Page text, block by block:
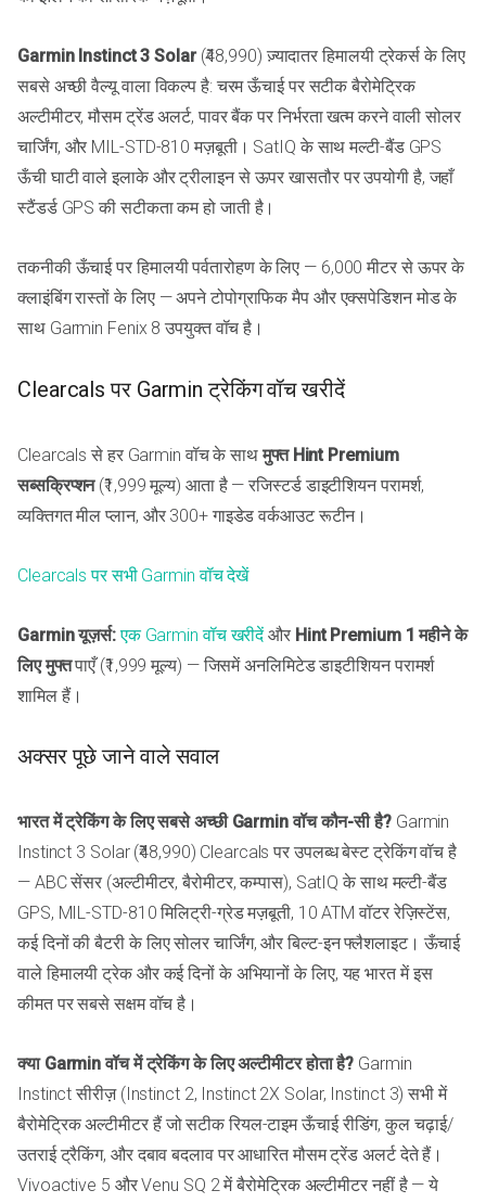
Garmin Instinct 3 Solar(₹48,990) ज़्यादातर हिमालयी ट्रेकर्स के लिए
सबसे अच्छी वैल्यू वाला विकल्प है: चरम ऊँचाई पर सटीक बैरोमेट्रिक
अल्टीमीटर, मौसम ट्रेंड अलर्ट, पावर बैंक पर निर्भरता खत्म करने वाली सोलर
चार्जिंग, और MIL-STD-810 मज़बूती। SatIQ के साथ मल्टी-बैंड GPS
ऊँची घाटी वाले इलाके और ट्रीलाइन से ऊपर खासतौर पर उपयोगी है, जहाँ
स्टैंडर्ड GPS की सटीकता कम हो जाती है।
तकनीकी ऊँचाई पर हिमालयी पर्वतारोहण के लिए — 6,000 मीटर से ऊपर के
क्लाइंबिंग रास्तों के लिए — अपने टोपोग्राफिक मैप और एक्सपेडिशन मोड के
साथ Garmin Fenix 8 उपयुक्त वॉच है।
Clearcals पर Garmin ट्रेकिंग वॉच खरीदें
Clearcals से हर Garmin वॉच के साथमुफ्त Hint Premium
सब्सक्रिप्शन(₹1,999 मूल्य) आता है — रजिस्टर्ड डाइटीशियन परामर्श,
व्यक्तिगत मील प्लान, और 300+ गाइडेड वर्कआउट रूटीन।
Clearcals पर सभी Garmin वॉच देखें
Garmin यूज़र्स: एक Garmin वॉच खरीदेंऔर Hint Premium 1 महीने के
लिए मुफ्तपाएँ (₹1,999 मूल्य) — जिसमें अनलिमिटेड डाइटीशियन परामर्श
शामिल हैं।
अक्सर पूछे जाने वाले सवाल
भारत में ट्रेकिंग के लिए सबसे अच्छी Garmin वॉच कौन-सी है?Garmin
Instinct 3 Solar (₹48,990) Clearcals पर उपलब्ध बेस्ट ट्रेकिंग वॉच है
— ABC सेंसर (अल्टीमीटर, बैरोमीटर, कम्पास), SatIQ के साथ मल्टी-बैंड
GPS, MIL-STD-810 मिलिट्री-ग्रेड मज़बूती, 10 ATM वॉटर रेज़िस्टेंस,
कई दिनों की बैटरी के लिए सोलर चार्जिंग, और बिल्ट-इन फ्लैशलाइट। ऊँचाई
वाले हिमालयी ट्रेक और कई दिनों के अभियानों के लिए, यह भारत में इस
कीमत पर सबसे सक्षम वॉच है।
क्या Garmin वॉच में ट्रेकिंग के लिए अल्टीमीटर होता है? Garmin
Instinct सीरीज़ (Instinct 2, Instinct 2X Solar, Instinct 3) सभी में
बैरोमेट्रिक अल्टीमीटर हैं जो सटीक रियल-टाइम ऊँचाई रीडिंग, कुल चढ़ाई/
उतराई ट्रैकिंग, और दबाव बदलाव पर आधारित मौसम ट्रेंड अलर्ट देते हैं।
Vivoactive 5 और Venu SQ 2 में बैरोमेट्रिक अल्टीमीटर नहीं है — ये